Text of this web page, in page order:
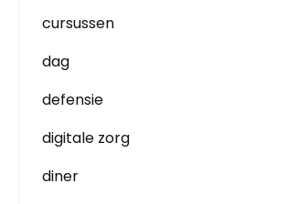
cursussen
dag
defensie
digitale zorg
diner